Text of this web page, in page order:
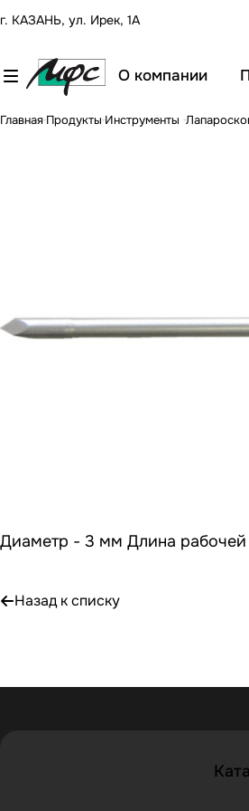
г. КАЗАНЬ, ул. Ирек, 1А
О компании
Главная Продукты Инструменты
Диаметр - 3 мм Длина рабочей
Назад к списку